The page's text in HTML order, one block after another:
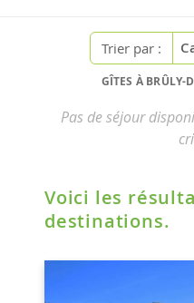
Trier par :
GÎTES À BRÛLY-
Pas de séjour
Voici les
destinations.